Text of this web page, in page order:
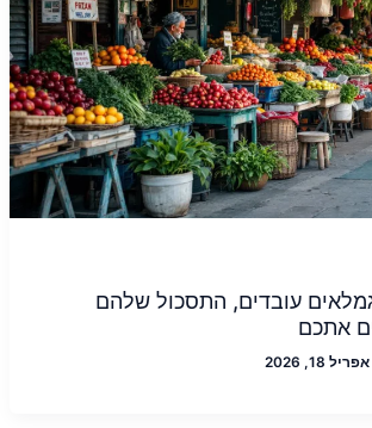
עובדים, התסכול שלהם
אתכם
אפריל 18, 2026